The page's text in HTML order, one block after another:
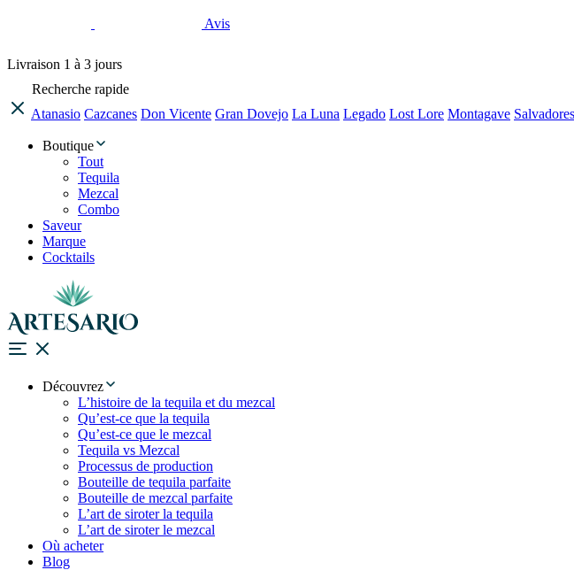
Avis
Livraison 1 à 3 jours
Recherche rapide
Atanasio Cazcanes Don Vicente Gran Dovejo La Luna Legado Lost Lore Montagave Salvadores
Boutique
Tout
Tequila
Mezcal
Combo
Saveur
Marque
Cocktails
Découvrez
L’histoire de la tequila et du mezcal
Qu’est-ce que la tequila
Qu’est-ce que le mezcal
Tequila vs Mezcal
Processus de production
Bouteille de tequila parfaite
Bouteille de mezcal parfaite
L’art de siroter la tequila
L’art de siroter le mezcal
Où acheter
Blog